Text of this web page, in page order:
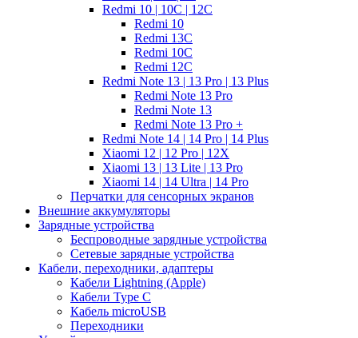
Redmi 10 | 10C | 12C
Redmi 10
Redmi 13C
Redmi 10C
Redmi 12C
Redmi Note 13 | 13 Pro | 13 Plus
Redmi Note 13 Pro
Redmi Note 13
Redmi Note 13 Pro +
Redmi Note 14 | 14 Pro | 14 Plus
Xiaomi 12 | 12 Pro | 12X
Xiaomi 13 | 13 Lite | 13 Pro
Xiaomi 14 | 14 Ultra | 14 Pro
Перчатки для сенсорных экранов
Внешние аккумуляторы
Зарядные устройства
Беспроводные зарядные устройства
Сетевые зарядные устройства
Кабели, переходники, адаптеры
Кабели Lightning (Apple)
Кабели Type C
Кабель microUSB
Переходники